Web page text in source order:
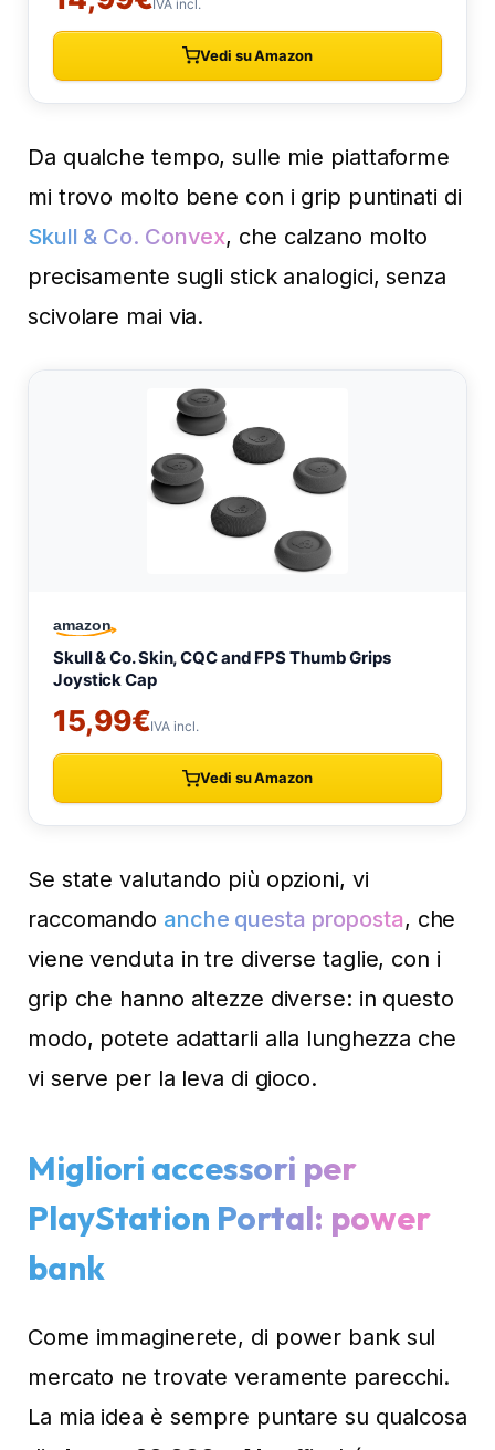
Da qualche tempo, sulle mie piattaforme
mi trovo molto bene con i grip puntinati di
Skull & Co. Convex, che calzano molto
precisamente sugli stick analogici, senza
scivolare mai via.
Se state valutando più opzioni, vi
raccomando anche questa proposta, che
viene venduta in tre diverse taglie, con i
grip che hanno altezze diverse: in questo
modo, potete adattarli alla lunghezza che
vi serve per la leva di gioco.
Migliori accessori per
PlayStation Portal: power
bank
Come immaginerete, di power bank sul
mercato ne trovate veramente parecchi.
La mia idea è sempre puntare su qualcosa